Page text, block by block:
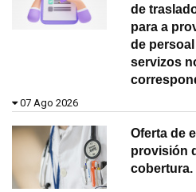
de
para a
de
servizos
07 Ago 2026
Oferta de
provisión
cobertura.